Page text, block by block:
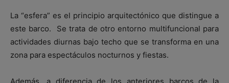
La “esfera” es el principio arquitectónico que distingue a
este barco. Se trata de otro entorno multifuncional para
actividades diurnas bajo techo que se transforma en una
zona para espectáculos nocturnos y fiestas.
Además, a diferencia de los anteriores barcos de la